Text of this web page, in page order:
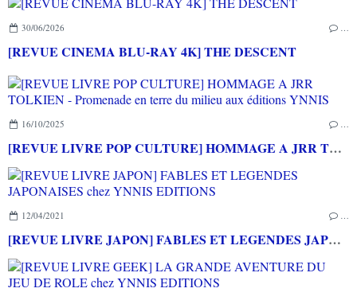
30/06/2026 …
[REVUE CINEMA BLU-RAY 4K] THE DESCENT
16/10/2025 …
[REVUE LIVRE POP CULTURE] HOMMAGE A JRR TOLKIEN - Promenade en terre du milieu aux éditions YNNIS
12/04/2021 …
[REVUE LIVRE JAPON] FABLES ET LEGENDES JAPONAISES chez YNNIS EDITIONS